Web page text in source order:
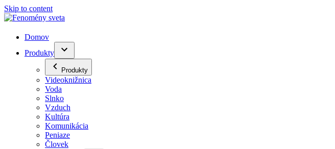
Skip to content
Domov
Produkty
Produkty
Videoknižnica
Voda
Slnko
Vzduch
Kultúra
Komunikácia
Peniaze
Človek